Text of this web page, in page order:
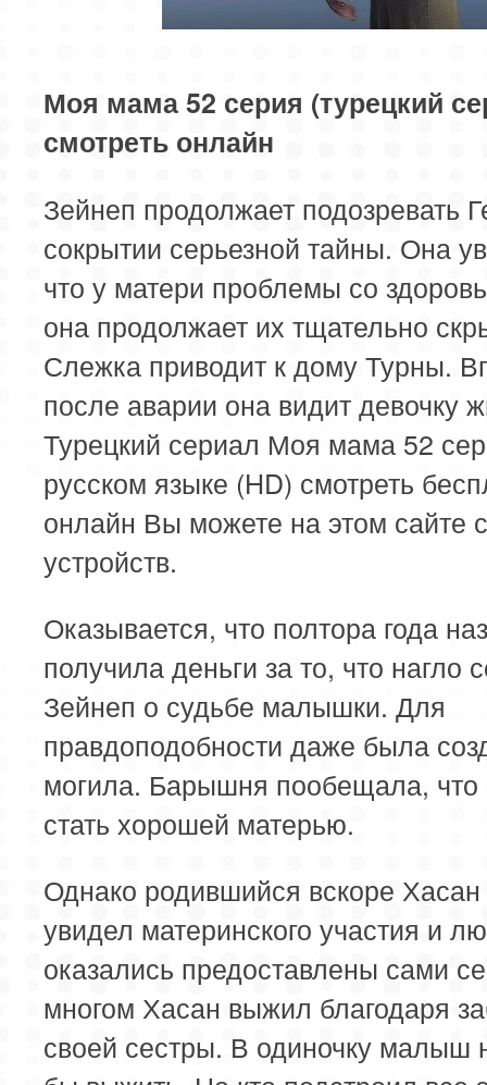
Моя мама 52 серия (турецкий
смотреть онлайн
Зейнеп продолжает подозревать
сокрытии серьезной тайны. Она
что у матери проблемы со
она продолжает их тщательно
Слежка приводит к дому Турны.
после аварии она видит девочку
Турецкий сериал Моя мама 52
русском языке (HD) смотреть
онлайн Вы можете на этом сайте
устройств.
Оказывается, что полтора года
получила деньги за то, что нагло
Зейнеп о судьбе малышки. Для
правдоподобности даже была
могила. Барышня пообещала, что
стать хорошей матерью.
Однако родившийся вскоре
увидел материнского участия и
оказались предоставлены сами
многом Хасан выжил благодаря
своей сестры. В одиночку малыш